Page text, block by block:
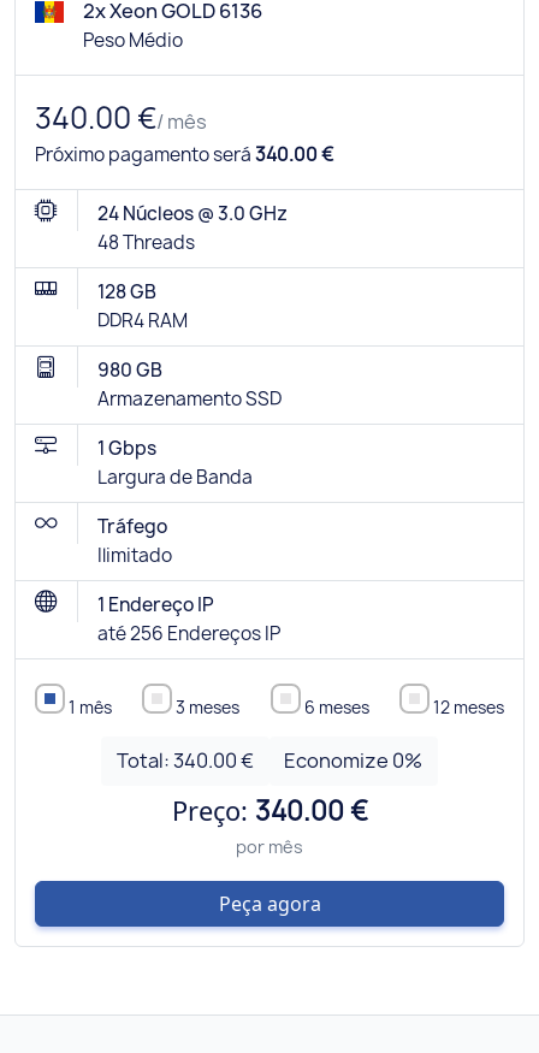
2x Xeon GOLD 6136
Peso Médio
340.00 €/ mês
Próximo pagamento será340.00 €
24 Núcleos @ 3.0 GHz
48 Threads
128 GB
DDR4 RAM
980 GB
Armazenamento SSD
1 Gbps
Largura de Banda
Tráfego
Ilimitado
1 Endereço IP
até 256 Endereços IP
1 mês 3 meses 6 meses 12 meses
Total:340.00 € Economize 0%
Preço: 340.00 €
por mês
Peça agora